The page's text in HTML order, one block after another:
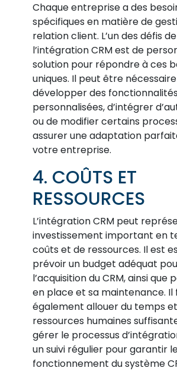
Chaque entreprise a des
spécifiques en matière de
relation client. L’un des défis de
l’intégration CRM est de
solution pour répondre à ces
uniques. Il peut être
développer des fonctionnalités
personnalisées, d’intégrer
ou de modifier certains
assurer une adaptation
votre entreprise.
4. COÛTS ET
RESSOURCES
L’intégration CRM peut
investissement important en
coûts et de ressources. Il est
prévoir un budget adéquat
l’acquisition du CRM, ainsi que
en place et sa maintenance. Il
également allouer du temps
ressources humaines
gérer le processus
un suivi régulier pour garantir
fonctionnement du système